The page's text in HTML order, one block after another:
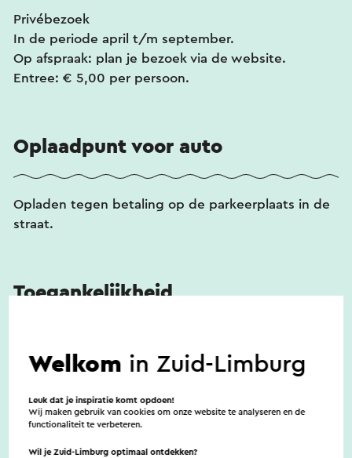
Privébezoek
In de periode april t/m september.
Op afspraak: plan je bezoek via de website.
Entree: € 5,00 per persoon.
Oplaadpunt voor auto
Opladen tegen betaling op de parkeerplaats in de
straat.
Toegankelijkheid
rollators. Er is geen aangepast toilet aanwezig.
Welkom in Zuid-Limburg
Leuk dat je inspiratie komt opdoen!
Wij maken gebruik van cookies om onze website te analyseren en de
functionaliteit te verbeteren.
Wil je Zuid-Limburg optimaal ontdekken?